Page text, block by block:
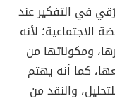
في التفكير عند
الاجتماعية؛ لأنه
ومكوناتها من
كما أنه يهتم
والنقد من